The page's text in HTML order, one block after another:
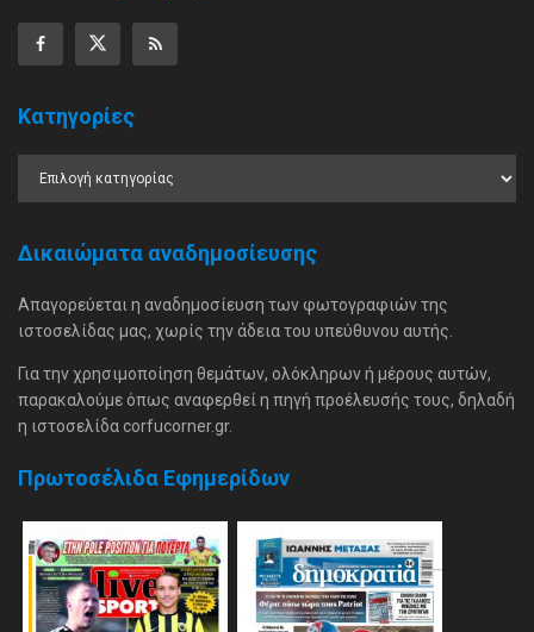
Κατηγορίες
Δικαιώματα αναδημοσίευσης
Απαγορεύεται η αναδημοσίευση των φωτογραφιών της
ιστοσελίδας μας, χωρίς την άδεια του υπεύθυνου αυτής.
Για την χρησιμοποίηση θεμάτων, ολόκληρων ή μέρους αυτών,
παρακαλούμε όπως αναφερθεί η πηγή προέλευσής τους, δηλαδή
η ιστοσελίδα corfucorner.gr.
Πρωτοσέλιδα Εφημερίδων